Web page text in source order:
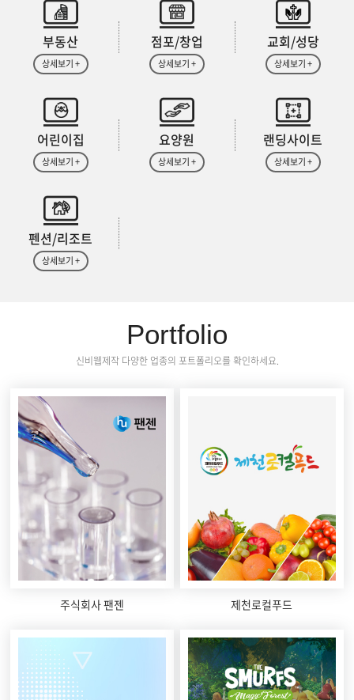
부동산
상세보기 +
점포/창업
상세보기 +
교회/성당
상세보기 +
어린이집
상세보기 +
요양원
상세보기 +
랜딩사이트
상세보기 +
펜션/리조트
상세보기 +
Portfolio
신비웹제작 다양한 업종의 포트폴리오를 확인하세요.
주식회사 팬젠 제천로컬푸드